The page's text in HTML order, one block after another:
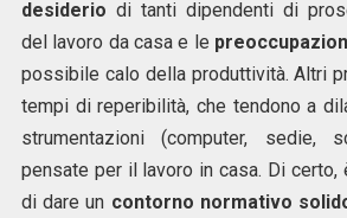
desiderio di tanti dipendenti di
del lavoro da casa e le
possibile calo della produttività. Altri
tempi di reperibilità, che tendono a
strumentazioni (computer, sedie,
pensate per il lavoro in casa. Di certo,
di dare un contorno normativo